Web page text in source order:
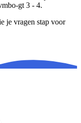
gt 3 - 4.
je vragen stap voor